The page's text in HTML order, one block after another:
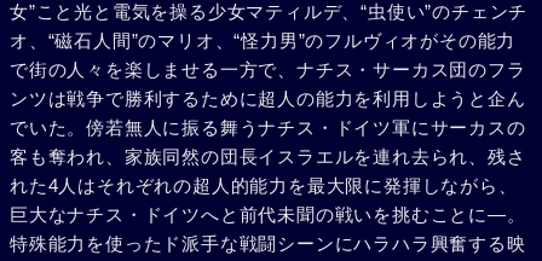
女”こと光と電気を操る少女マティルデ、“虫使い”のチェンチ
オ、“磁石人間”のマリオ、“怪力男”のフルヴィオがその能力
で街の人々を楽しませる一方で、ナチス・サーカス団のフラ
ンツは戦争で勝利するために超人の能力を利用しようと企ん
でいた。傍若無人に振る舞うナチス・ドイツ軍にサーカスの
客も奪われ、家族同然の団長イスラエルを連れ去られ、残さ
れた4人はそれぞれの超人的能力を最大限に発揮しながら、
巨大なナチス・ドイツへと前代未聞の戦いを挑むことに―。
特殊能力を使ったド派手な戦闘シーンにハラハラ興奮する映